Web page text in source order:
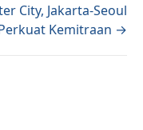
City, Jakarta-Seoul
Kemitraan →